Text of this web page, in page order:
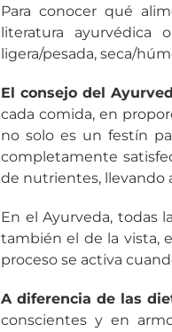
Para conocer qué
literatura ayurvédica
ligera/pesada, seca/
El consejo del
cada comida, en
no solo es un festín
completamente
de nutrientes, llevando
En el Ayurveda, todas
también el de la vista,
proceso se activa
A diferencia de las
conscientes y en